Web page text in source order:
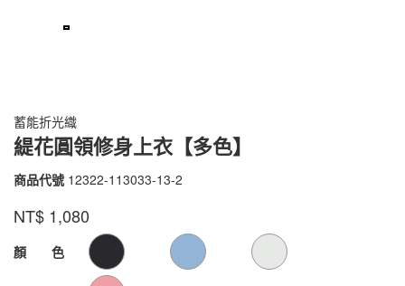
蓄能折光織
緹花圓領修身上衣【多色】
商品代號 12322-113033-13-2
12322-
13-
品牌 VOUX
NT$ 1,080
GOODS000000000000000104555
顏 色